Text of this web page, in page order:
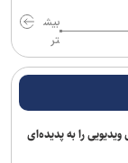
بیش
تر
ویدیویی را به پدیده‌ای